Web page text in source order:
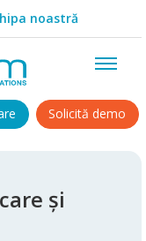
noastră
Solicită demo
și